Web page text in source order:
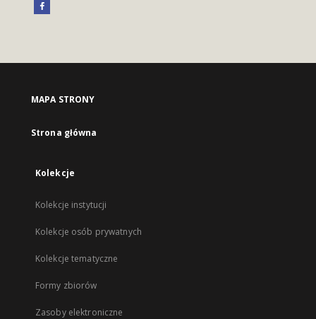
MAPA STRONY
Strona główna
Kolekcje
Kolekcje instytucji
Kolekcje osób prywatnych
Kolekcje tematyczne
Formy zbiorów
Zasoby elektroniczne